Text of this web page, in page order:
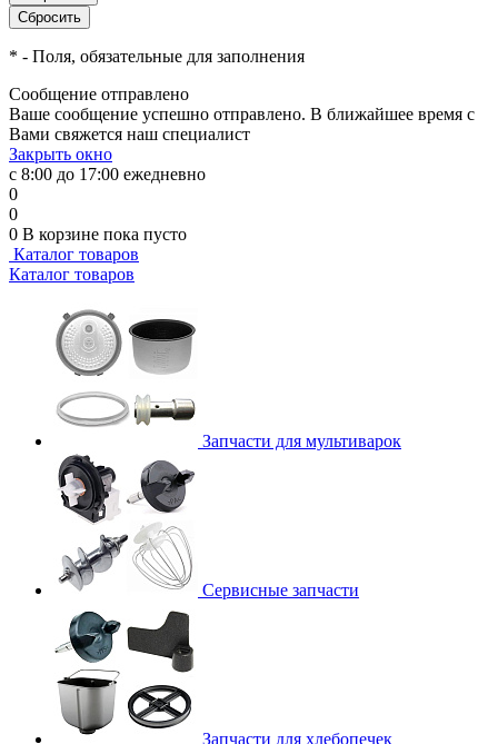
* - Поля, обязательные для заполнения
Сообщение отправлено
Ваше сообщение успешно отправлено. В ближайшее время с
Вами свяжется наш специалист
Закрыть окно
с 8:00 до 17:00 ежедневно
0
0
0 В корзине пока пусто
Каталог товаров
Каталог товаров
Запчасти для мультиварок
Сервисные запчасти
Запчасти для хлебопечек